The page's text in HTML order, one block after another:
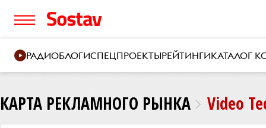
РАДИОБЛОГИСПЕЦПРОЕКТЫРЕЙТИНГИКАТАЛОГ
КАРТА РЕКЛАМНОГО РЫНКА Video